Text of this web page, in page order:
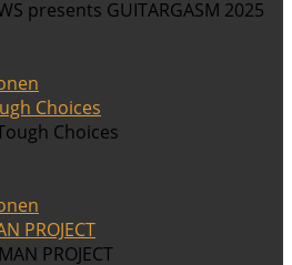
Choices
PROJECT